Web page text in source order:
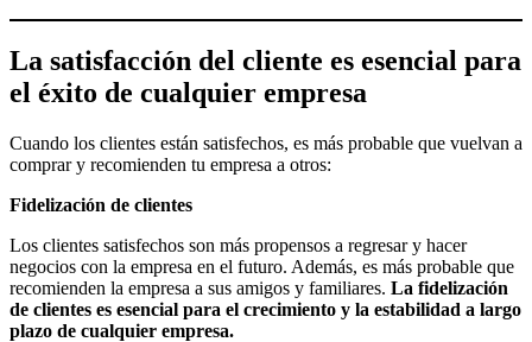
La satisfacción del cliente es esencial para
el éxito de cualquier empresa
Cuando los clientes están satisfechos, es más probable que vuelvan a
comprar y recomienden tu empresa a otros:
Fidelización de clientes
Los clientes satisfechos son más propensos a regresar y hacer
negocios con la empresa en el futuro. Además, es más probable que
recomienden la empresa a sus amigos y familiares. La fidelización
de clientes es esencial para el crecimiento y la estabilidad a largo
plazo de cualquier empresa.